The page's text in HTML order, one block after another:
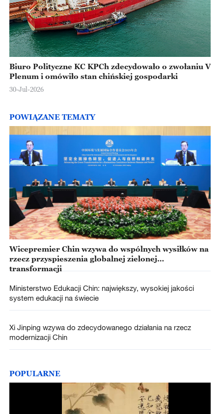
Biuro Polityczne KC KPCh zdecydowało o zwołaniu V
Plenum i omówiło stan chińskiej gospodarki
30-Jul-2026
POWIĄZANE TEMATY
Wicepremier Chin wzywa do wspólnych wysiłków na
rzecz przyspieszenia globalnej zielonej
transformacji
Ministerstwo Edukacji Chin: największy, wysokiej jakości
system edukacji na świecie
Xi Jinping wzywa do zdecydowanego działania na rzecz
modernizacji Chin
POPULARNE